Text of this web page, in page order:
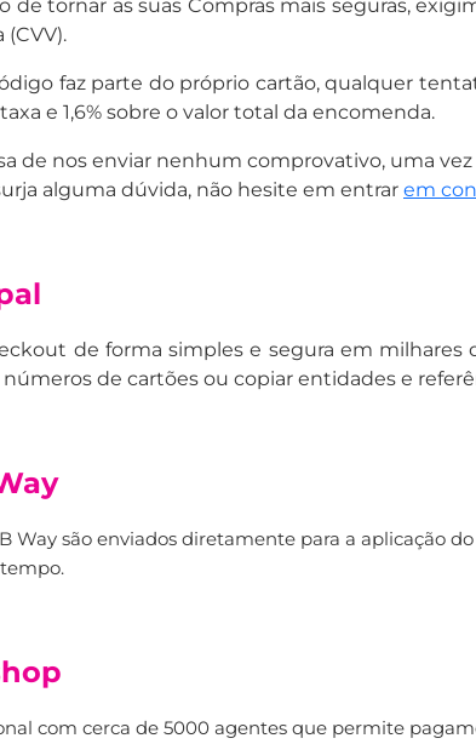
de tornar as suas Compras mais seguras,
(CVV).
faz parte do próprio cartão, qualquer
e 1,6% sobre o valor total da encomenda.
de nos enviar nenhum comprovativo, uma
alguma dúvida, não hesite em entrar em
de forma simples e segura em milhares
de cartões ou copiar entidades e
Way são enviados diretamente para a aplicação
com cerca de 5000 agentes que permite